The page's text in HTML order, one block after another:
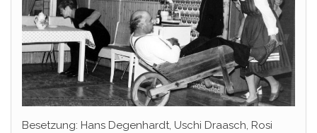
Besetzung: Hans Degenhardt, Uschi Draasch, Rosi